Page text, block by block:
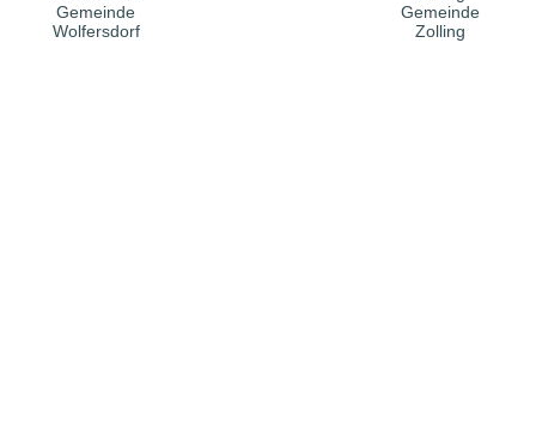
Gemeinde
Wolfersdorf
Gemeinde
Zolling